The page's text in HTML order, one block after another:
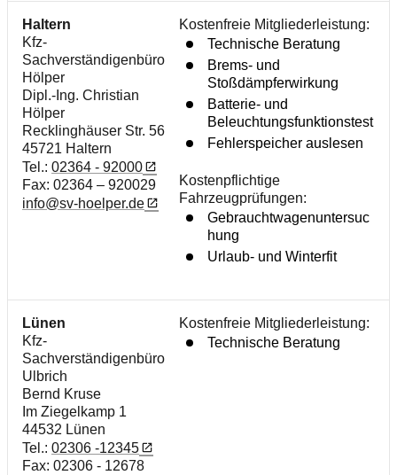
Haltern
Kfz-
Sachverständigenbüro
Hölper
Dipl.-Ing. Christian
Hölper
Recklinghäuser Str. 56
45721 Haltern
Tel.: 02364 - 92000
Fax: 02364 – 920029
info@sv-hoelper.de
Kostenfreie Mitgliederleistung:
Technische Beratung
Brems- und
Stoßdämpferwirkung
Batterie- und
Beleuchtungsfunktionstest
Fehlerspeicher auslesen
Kostenpflichtige
Fahrzeugprüfungen:
Gebrauchtwagenuntersuc
hung
Urlaub- und Winterfit
Lünen
Kfz-
Sachverständigenbüro
Ulbrich
Bernd Kruse
Im Ziegelkamp 1
44532 Lünen
Tel.: 02306 -12345
Fax: 02306 - 12678
Kostenfreie Mitgliederleistung:
Technische Beratung